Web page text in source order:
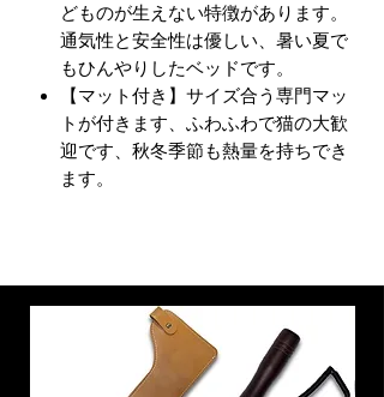
どものが生えない特徴があります。
通気性と安全性は優しい、暑い夏で
もひんやりしたベッドです。
【マット付き】サイズ合う専門マッ
トが付きます、ふわふわで猫の大歓
迎です、秋冬季節も熱量を持ちでき
ます。